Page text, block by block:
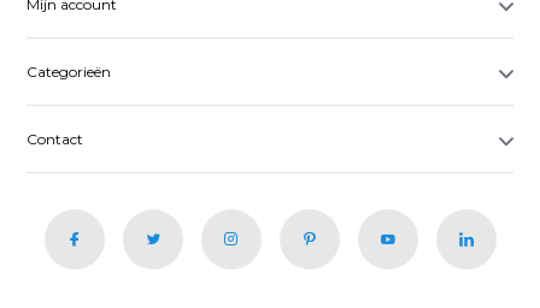
Mijn account
Categorieën
Contact